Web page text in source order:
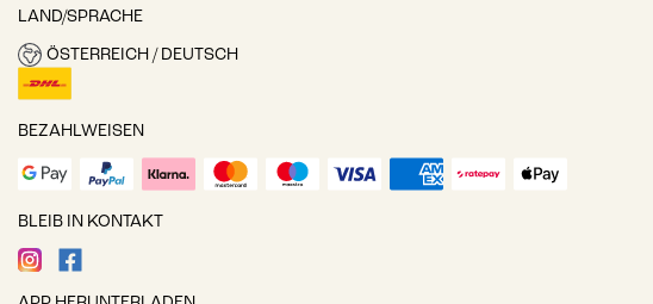
LAND/SPRACHE
ÖSTERREICH / DEUTSCH
BEZAHLWEISEN
BLEIB IN KONTAKT